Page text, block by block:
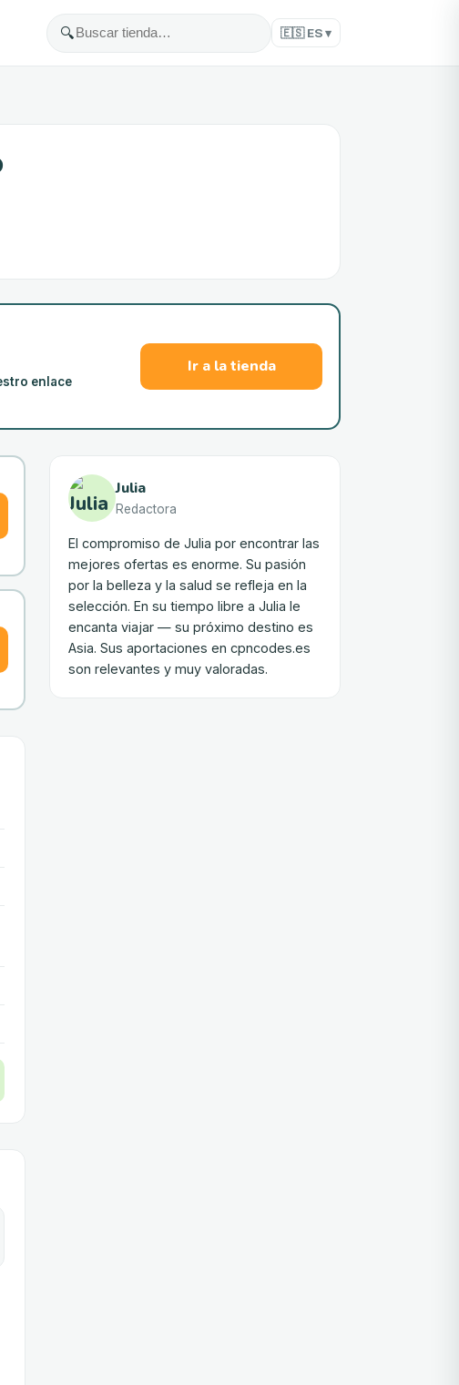
🔍 🇪🇸 ES▾
enlace
Ir a la tienda
Julia
Redactora
El compromiso de Julia por encontrar las
mejores ofertas es enorme. Su pasión
por la belleza y la salud se refleja en la
selección. En su tiempo libre a Julia le
encanta viajar — su próximo destino es
Asia. Sus aportaciones en cpncodes.es
son relevantes y muy valoradas.